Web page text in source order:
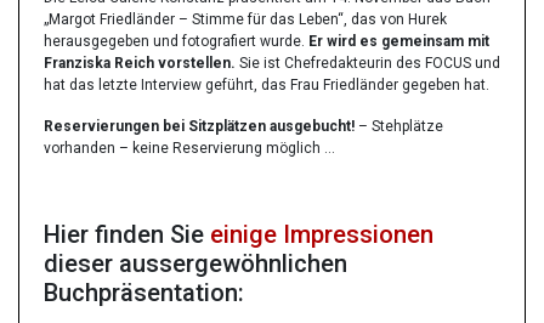
„Margot Friedländer – Stimme für das Leben“, das von Hurek
herausgegeben und fotografiert wurde. Er wird es gemeinsam mit
Franziska Reich vorstellen. Sie ist Chefredakteurin des FOCUS und
hat das letzte Interview geführt, das Frau Friedländer gegeben hat.
Reservierungen bei Sitzplätzen ausgebucht! – Stehplätze
vorhanden – keine Reservierung möglich …
Hier finden Sie einige Impressionen
dieser aussergewöhnlichen
Buchpräsentation: